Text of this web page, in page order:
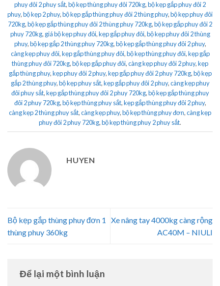
phuy đôi 2 phuy sắt,bộ kẹp thùng phuy đôi 720kg,bộ kẹp gắp phuy đôi 2
phuy,bộ kẹp 2 phuy,bộ kẹp gắp thùng phuy đôi 2 thùng phuy,bộ kẹp phuy đôi
720kg,bộ kẹp gắp thùng phuy đôi 2 thùng phuy 720kg,bộ kẹp gắp phuy đôi 2
phuy 720kg, giá bộ kẹp phuy đôi,kẹp gắp phuy đôi,bộ kẹp phuy đôi 2 thùng
phuy,bộ kẹp gắp 2 thùng phuy 720kg,bộ kẹp gắp thùng phuy đôi 2 phuy,
càng kẹp phuy đôi,kẹp gắp thùng phuy đôi,bộ kẹp thùng phuy đôi,kẹp gắp
thùng phuy đôi 720kg,bộ kẹp gắp phuy đôi,càng kẹp phuy đôi 2 phuy,kẹp
gắp thùng phuy,kẹp phuy đôi 2 phuy,kẹp gắp phuy đôi 2 phuy 720kg,bộ kẹp
gắp 2 thùng phuy,bộ kẹp phuy sắt,kẹp gắp phuy đôi 2 phuy,càng kẹp phuy
đôi phuy sắt,kẹp gắp thùng phuy đôi 2 phuy 720kg,bộ kẹp gắp thùng phuy
đôi 2 phuy 720kg,bộ kẹp thùng phuy sắt,kẹp gắp thùng phuy đôi 2 phuy,
càng kẹp 2 thùng phuy sắt,càng kẹp phuy,bộ kẹp thùng phuy đơn,càng kẹp
phuy đôi 2 phuy 720kg,bộ kẹp thùng phuy 2 phuy sắt.
HUYEN
Bộ kẹp gắp thùng phuy đơn 1
thùng phuy 360kg
Xe nâng tay 4000kg càng rộng
AC40M – NIULI
Để lại một bình luận